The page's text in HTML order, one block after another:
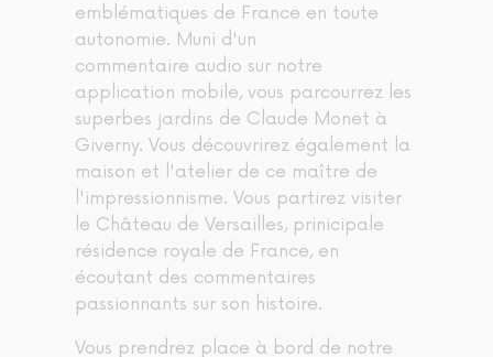
emblématiques de France en toute
autonomie. Muni d'un
commentaire audio sur notre
application mobile, vous parcourrez les
superbes jardins de Claude Monet à
Giverny. Vous découvrirez également la
maison et l'atelier de ce maître de
l'impressionnisme. Vous partirez visiter
le Château de Versailles, prinicipale
résidence royale de France, en
écoutant des commentaires
passionnants sur son histoire.
Vous prendrez place à bord de notre